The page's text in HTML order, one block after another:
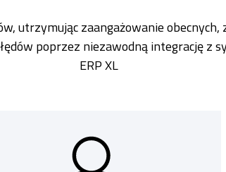
utrzymując zaangażowanie
poprzez niezawodną integrację z
ERP XL